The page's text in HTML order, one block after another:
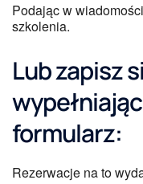
Podając w
szkolenia.
Lub zapisz
formularz:
Rezerwacje na to